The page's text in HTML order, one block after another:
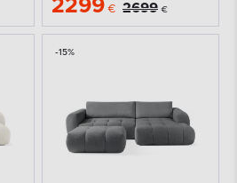
2299 € 2699 €
-15%